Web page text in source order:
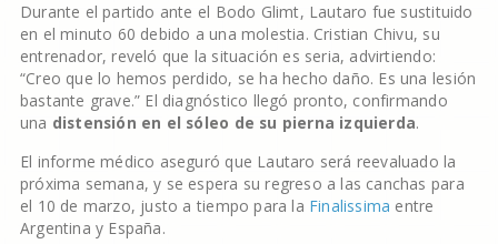
Durante el partido ante el Bodo Glimt, Lautaro fue sustituido
en el minuto 60 debido a una molestia. Cristian Chivu, su
entrenador, reveló que la situación es seria, advirtiendo:
“Creo que lo hemos perdido, se ha hecho daño. Es una lesión
bastante grave.” El diagnóstico llegó pronto, confirmando
una distensión en el sóleo de su pierna izquierda.
El informe médico aseguró que Lautaro será reevaluado la
próxima semana, y se espera su regreso a las canchas para
el 10 de marzo, justo a tiempo para la Finalissima entre
Argentina y España.